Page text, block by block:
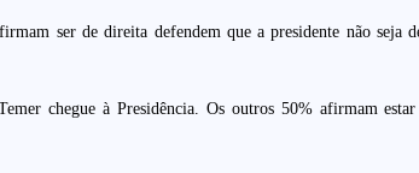
ser de direita defendem que a presidente não seja
chegue à Presidência. Os outros 50% afirmam estar